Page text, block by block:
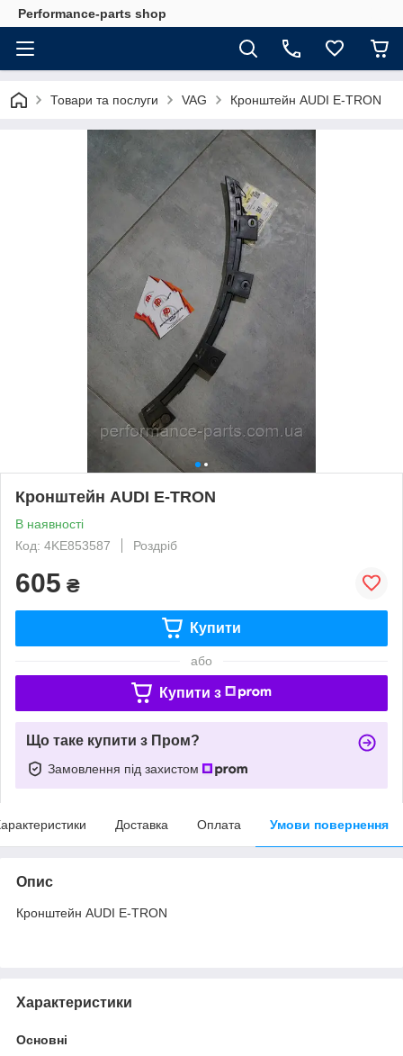
Performance-parts shop
Товари та послуги VAG Кронштейн AUDI E-TRON
Кронштейн AUDI E-TRON
В наявності
Код: 4KE853587
Роздріб
605 ₴
Купити
або
Купити з
Що таке купити з Пром?
Замовлення під захистом
Доставка Оплата Умови повернення
Опис
Кронштейн AUDI E-TRON
Характеристики
Основні